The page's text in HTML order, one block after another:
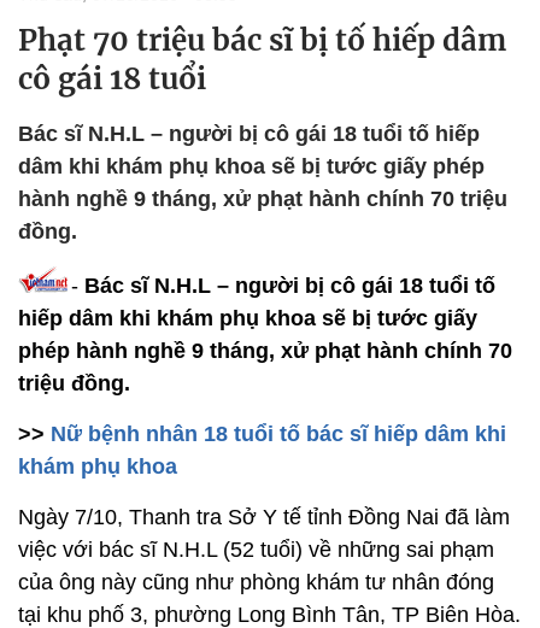
Phạt 70 triệu bác sĩ bị tố hiếp dâm
cô gái 18 tuổi
Bác sĩ N.H.L – người bị cô gái 18 tuổi tố hiếp
dâm khi khám phụ khoa sẽ bị tước giấy phép
hành nghề 9 tháng, xử phạt hành chính 70 triệu
đồng.
- Bác sĩ N.H.L – người bị cô gái 18 tuổi tố
hiếp dâm khi khám phụ khoa sẽ bị tước giấy
phép hành nghề 9 tháng, xử phạt hành chính 70
triệu đồng.
>> Nữ bệnh nhân 18 tuổi tố bác sĩ hiếp dâm khi
khám phụ khoa
Ngày 7/10, Thanh tra Sở Y tế tỉnh Đồng Nai đã làm
việc với bác sĩ N.H.L (52 tuổi) về những sai phạm
của ông này cũng như phòng khám tư nhân đóng
tại khu phố 3, phường Long Bình Tân, TP Biên Hòa.